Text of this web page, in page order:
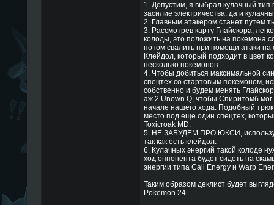
1. Допустим, я выбрал кулачный тип
засилие электричества, да и
2. Главным атакером станет путем
3. Рассмотрев карту Глайскора,
колоды, это положить на покемона
потом свалить при помощи атаки на
Клейдол, который подходит в цвет
несколько покемонов.
4. Чтобы добиться максимальной
спецтех со стартовым покемоном,
собственно и будем менять
аж 2 Unown Q, чтобы Спиритомб
начале нашего хода. Подобный
место под еще один спецтех,
Toxicroak MD.
5. НЕ ЗАБУДЕМ ПРО ЮКСИ,
так как есть клейдол.
6. Кулачных энергий такой колоде
ход оппонента будет сидеть на
энергии типа Call Energy и Warp
Таким образом деклист будет
Pokemon 24